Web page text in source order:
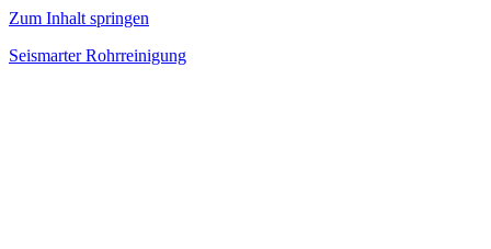
Zum Inhalt springen
Seismarter Rohrreinigung